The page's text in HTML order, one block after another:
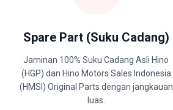
Spare Part (Suku Cadang)
Jaminan 100% Suku Cadang Asli Hino
(HGP) dan Hino Motors Sales Indonesia
(HMSI) Original Parts dengan jangkauan
luas.